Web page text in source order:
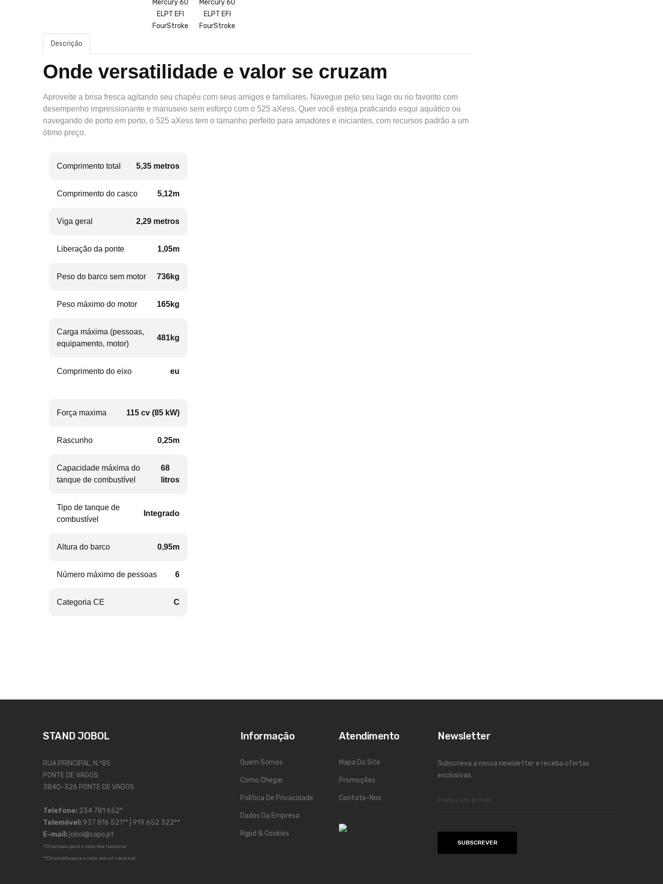
Descrição
Onde versatilidade e valor se cruzam
Aproveite a brisa fresca agitando seu chapéu com seus amigos e familiares. Navegue pelo seu lago ou rio favorito com
desempenho impressionante e manuseio sem esforço com o 525 aXess. Quer você esteja praticando esqui aquático ou
navegando de porto em porto, o 525 aXess tem o tamanho perfeito para amadores e iniciantes, com recursos padrão a um
ótimo preço.
Comprimento total 5,35 metros
Comprimento do casco 5,12m
Viga geral 2,29 metros
Liberação da ponte 1,05m
Peso do barco sem motor 736kg
Peso máximo do motor 165kg
Carga máxima (pessoas,
equipamento, motor)
481kg
Comprimento do eixo eu
Força maxima 115 cv (85 kW)
Rascunho 0,25m
Capacidade máxima do
tanque de combustível
68
litros
Tipo de tanque de
combustível
Integrado
Altura do barco 0,95m
Número máximo de pessoas 6
Categoria CE C
STAND JOBOL
RUA PRINCIPAL, N.º85
PONTE DE VAGOS
3840-326 PONTE DE VAGOS
Telefone: 234 781 652*
Telemóvel: 937 816 521** | 919 652 322**
E-mail: jobol@sapo.pt
*Chamada para a rede fixa nacional
**Chamada para a rede móvel nacional
Informação
Quem Somos
Como Chegar
Política De Privacidade
Dados Da Empresa
Rgpd & Cookies
Atendimento
Mapa Do Site
Promoções
Contate-Nos
Newsletter
Subscreva a nossa newsletter e receba ofertas
exclusivas.
SUBSCREVER